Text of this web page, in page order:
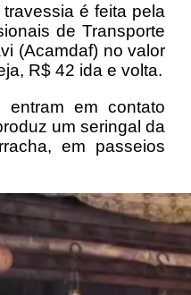
é feita pela
de Transporte
(Acamdaf) no valor
R$ 42 ida e volta.
em contato
um seringal da
em passeios